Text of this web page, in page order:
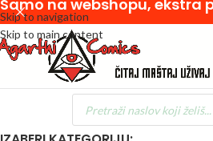
Skip to navigation
Skip to main content
Samo na webshopu, ekstra